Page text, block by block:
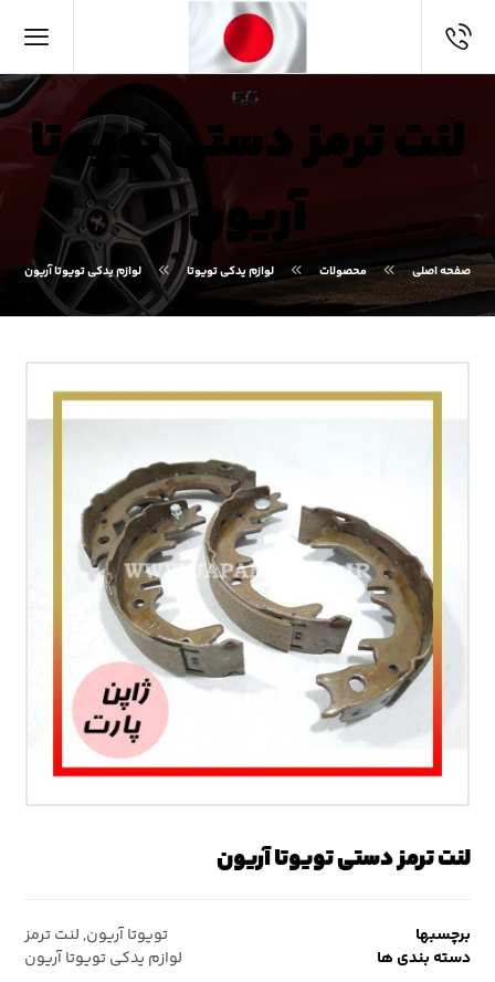
لنت ترمز دستی تویوتا
آریون
صفحه اصلی محصولات لوازم یدکی تویوتا لوازم یدکی تویوتا آریون
لنت ترمز دستی تویوتا آریون
برچسبها تویوتا آریون, لنت ترمز
دسته بندی ها
لوازم یدکی تویوتا آریون